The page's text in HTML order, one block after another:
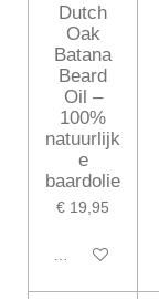
Dutch
Oak
Batana
Beard
Oil –
100%
natuurlijk
e
baardolie
€ 19,95
In winkelwagen